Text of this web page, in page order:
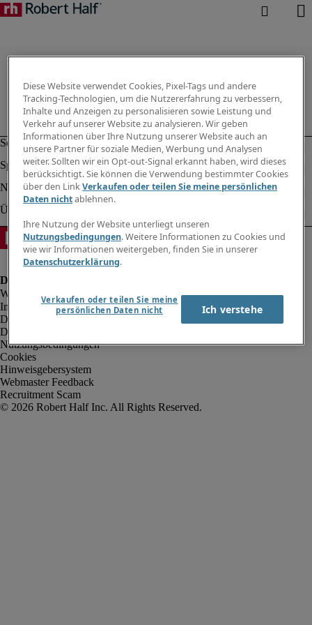
Impressum
Datenschutz
Datenschutz Arbeitnehmer/Zeitarbeitskräfte
Nutzungsbedingungen
Cookies
Hinweisgebersystem
Webmaster Feedback
Recruitment Scam
Diese Website verwendet Cookies, Pixel-Tags und andere
Tracking-Technologien, um die Nutzererfahrung zu verbessern,
Inhalte und Anzeigen zu personalisieren sowie Leistung und
Verkehr auf unserer Website zu analysieren. Wir geben
Informationen über Ihre Nutzung unserer Website auch an
unsere Partner für soziale Medien, Werbung und Analysen
weiter. Sollten wir ein Opt-out-Signal erkannt haben, wird dieses
berücksichtigt. Sie können die Verwendung bestimmter Cookies
über den LinkVerkaufen oder teilen Sie meine persönlichen
Daten nichtablehnen.
Ihre Nutzung der Website unterliegt unseren
Nutzungsbedingungen. Weitere Informationen zu Cookies und
wie wir Informationen weitergeben, finden Sie in unserer
Datenschutzerklärung.
Verkaufen oder teilen Sie meine
persönlichen Daten nicht
Ich verstehe